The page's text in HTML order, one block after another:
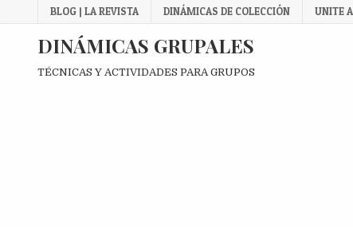
to
BLOG | LA REVISTA DINÁMICAS DE COLECCIÓN UNITE
DINÁMICAS GRUPALES
TÉCNICAS Y ACTIVIDADES PARA GRUPOS